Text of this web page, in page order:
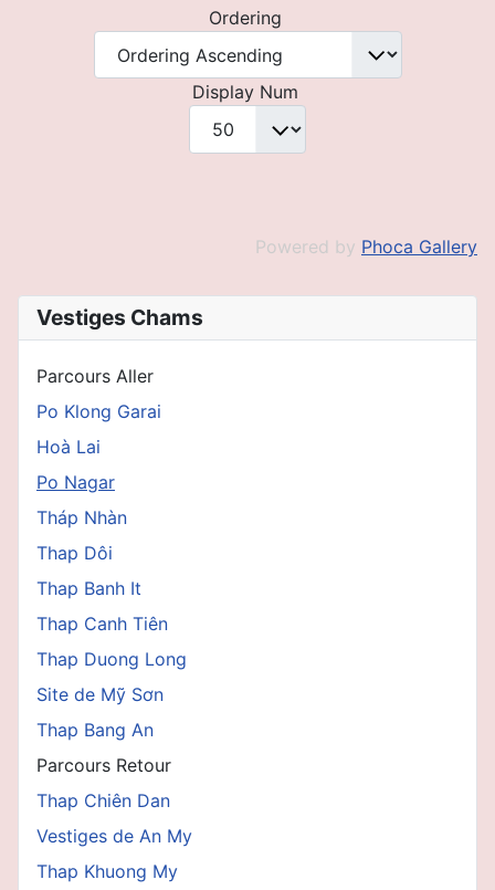
Ordering
Display Num
Powered by Phoca Gallery
Vestiges Chams
Parcours Aller
Po Klong Garai
Hoà Lai
Po Nagar
Tháp Nhàn
Thap Dôi
Thap Banh It
Thap Canh Tiên
Thap Duong Long
Site de Mỹ Sơn
Thap Bang An
Parcours Retour
Thap Chiên Dan
Vestiges de An My
Thap Khuong My